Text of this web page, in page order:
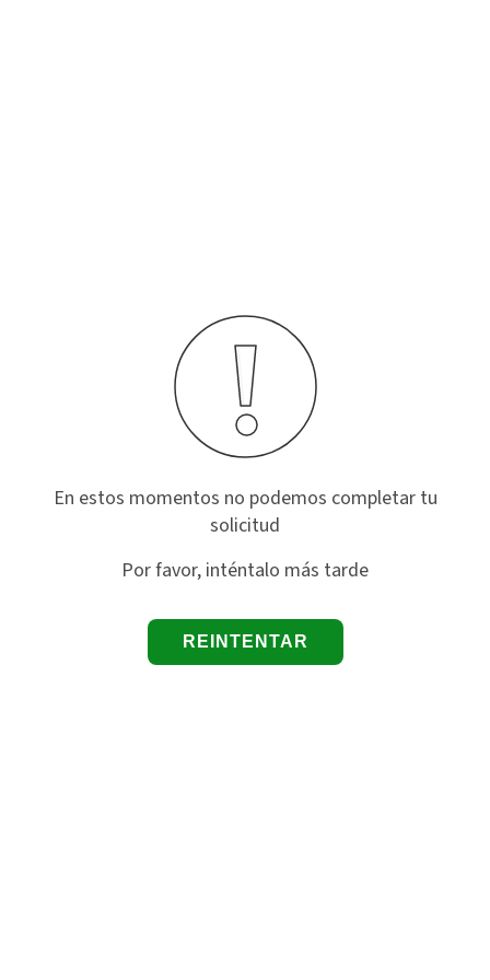
En estos momentos no podemos completar tu
solicitud
Por favor, inténtalo más tarde
REINTENTAR